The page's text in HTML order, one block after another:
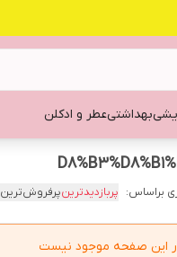
بهداشتیعطر و ادکلن
براساس: پربازدیدترینپرفروش‌ترین
در این صفحه موجود نیست